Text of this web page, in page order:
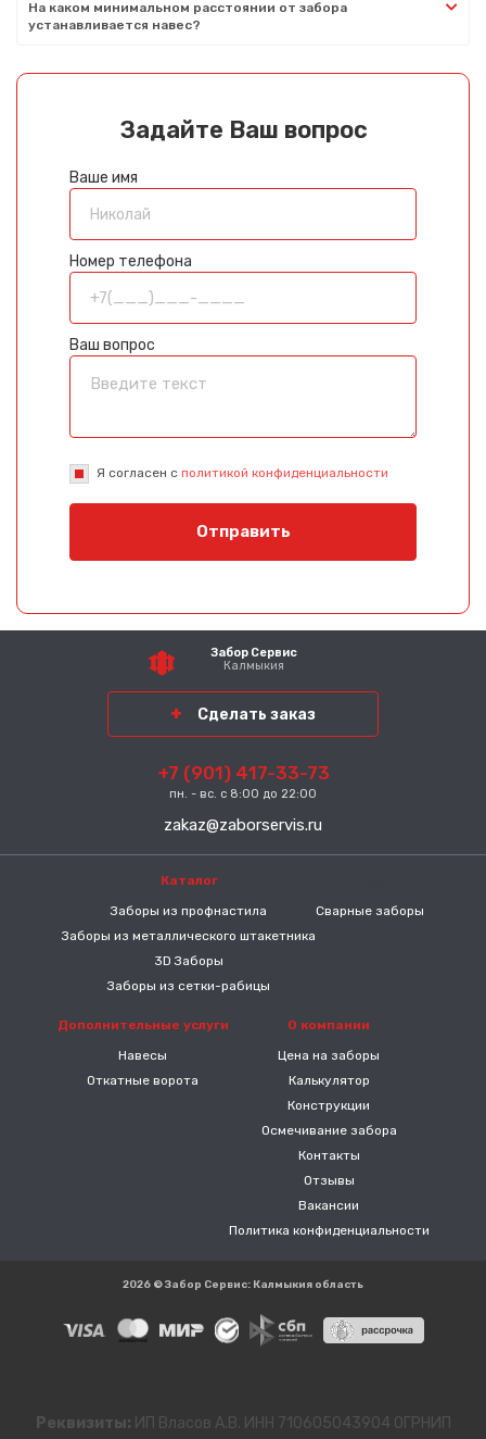
На каком минимальном расстоянии от забора
устанавливается навес?
Задайте Ваш вопрос
Ваше имя
Номер телефона
Ваш вопрос
Я согласен с политикой конфиденциальности
Отправить
Забор Сервис
Калмыкия
Сделать заказ
+7 (901) 417-33-73
пн. - вс. с 8:00 до 22:00
zakaz@zaborservis.ru
Каталог
Заборы из профнастила
Заборы из металлического штакетника
3D Заборы
Заборы из сетки-рабицы
Сварные заборы
Дополнительные услуги
Навесы
Откатные ворота
О компании
Цена на заборы
Калькулятор
Конструкции
Осмечивание забора
Контакты
Отзывы
Вакансии
Политика конфиденциальности
2026 © Забор Сервис: Калмыкия область
Реквизиты: ИП Власов А.В. ИНН 710605043904 ОГРНИП